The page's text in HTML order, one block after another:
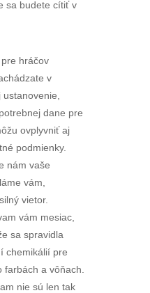
sa budete cítiť v
hráčov
v
dane pre
ovplyvniť aj
podmienky.
nám vaše
vám,
vietor.
vám mesiac,
sa spravidla
chemikálií pre
a vôňach.
nie sú len tak